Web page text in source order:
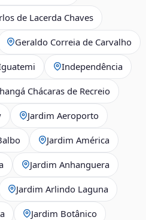
de Lacerda Chaves
Geraldo Correia de Carvalho
Independência
Chácaras de Recreio
Jardim Aeroporto
Jardim América
Jardim Anhanguera
Jardim Arlindo Laguna
Jardim Botânico